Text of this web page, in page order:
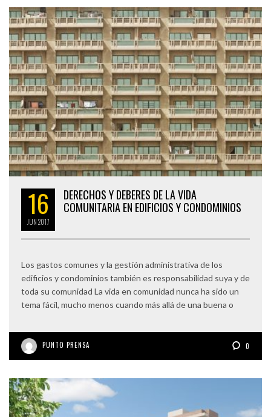
16
JUN2017
DERECHOS Y DEBERES DE LA VIDA
COMUNITARIA EN EDIFICIOS Y CONDOMINIOS
Los gastos comunes y la gestión administrativa de los
edificios y condominios también es responsabilidad suya y de
toda su comunidad La vida en comunidad nunca ha sido un
tema fácil, mucho menos cuando más allá de una buena o
PUNTO PRENSA 0